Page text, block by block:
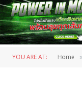
YOU ARE AT: Home